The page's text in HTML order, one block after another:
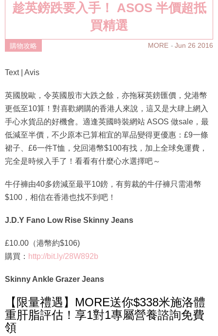
趁英鎊跌要入手！ ASOS 半價超抵
買精選
購物攻略 MORE Jun 26 2016
Text | Avis
英國脫歐，令英國股市大跌之餘，亦拖冧英鎊匯價，兌港幣
更低至10算！對喜歡網購的香港人來說，這又是大肆上網入
手心水貨品的好機會。適逢英國時裝網站 ASOS 做sale，最
低減至半價，不少原本已算相宜的單品變得更優惠：£9一條
裙子、£6一件T恤，兌回港幣$100有找，加上全球免運費，
完全是時候入手了！看看有什麼心水選擇吧～
牛仔褲由40多鎊減至最平10鎊，有剪裁的牛仔褲只需港幣
$100，相信在香港也找不到吧！
J.D.Y Fano Low Rise Skinny Jeans
£10.00（港幣約$106)
購買： http://bit.ly/28W892b
Skinny Ankle Grazer Jeans
【限量禮遇】MORE送你$338米施洛體
重肝脂評估！享1對1專屬營養諮詢免費
領